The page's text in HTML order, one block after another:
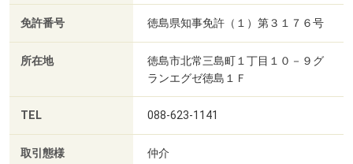
免許番号 徳島県知事免許（１）第３１７６号
所在地
徳島市北常三島町１丁目１０－９グ
ランエグゼ徳島１Ｆ
TEL 088-623-1141
取引態様 仲介